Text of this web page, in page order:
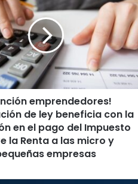
emprendedores!
de ley beneficia con la
en el pago del Impuesto
la Renta a las micro y
empresas